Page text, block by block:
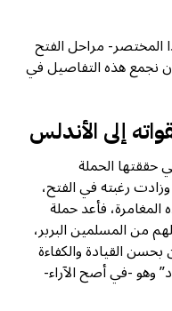
المختصر- مراحل الفتح
نجمع هذه التفاصيل في
إلى الأندلس
حققتها الحملة
رغبته في الفتح،
فأعد حملة
من المسلمين البربر،
القيادة والكفاءة
وهو -في أصح الآراء-